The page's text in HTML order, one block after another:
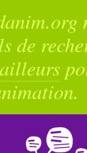
de
ailleurs